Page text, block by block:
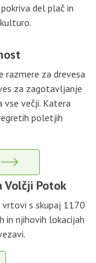
del plač in
razmere za drevesa
za zagotavljanje
vse večji. Katera
poletjih
Potok
s skupaj 1170
in njihovih lokacijah